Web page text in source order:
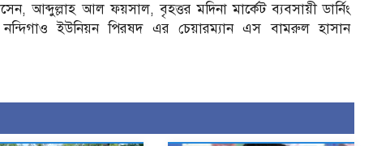
আব্দুল্লাহ আল ফয়সাল, বৃহত্তর মদিনা মার্কেট ব্যবসায়ী ডার্নিং
নন্দিগাও ইউনিয়ন পিরষদ এর চেয়ারম্যান এস বামরুল হাসান